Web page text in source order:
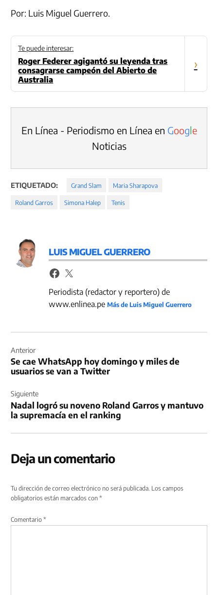
Por: Luis Miguel Guerrero.
Te puede interesar:
Roger Federer agigantó su leyenda tras
consagrarse campeón del Abierto de
Australia
›
En Línea - Periodismo en Línea en Google
Noticias
ETIQUETADO: Grand Slam Maria Sharapova
Roland Garros Simona Halep Tenis
LUIS MIGUEL GUERRERO
Periodista (redactor y reportero) de
www.enlinea.peMás de Luis Miguel Guerrero
de
entradas
Anterior
Se cae WhatsApp hoy domingo y miles de
usuarios se van a Twitter
Siguiente
Nadal logró su noveno Roland Garros y mantuvo
la supremacía en el ranking
Deja un comentario
Tu dirección de correo electrónico no será publicada. Los campos
obligatorios están marcados con*
Comentario*